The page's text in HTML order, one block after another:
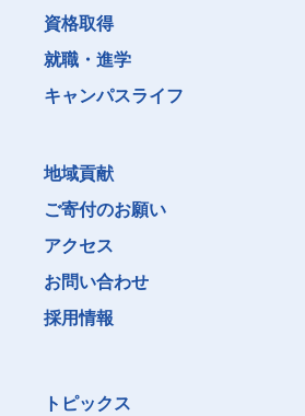
資格取得
就職・進学
キャンパスライフ
地域貢献
ご寄付のお願い
アクセス
お問い合わせ
採用情報
トピックス